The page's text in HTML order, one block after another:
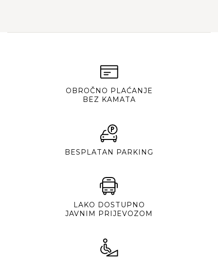
OBROČNO PLAĆANJE
BEZ KAMATA
BESPLATAN PARKING
LAKO DOSTUPNO
JAVNIM PRIJEVOZOM